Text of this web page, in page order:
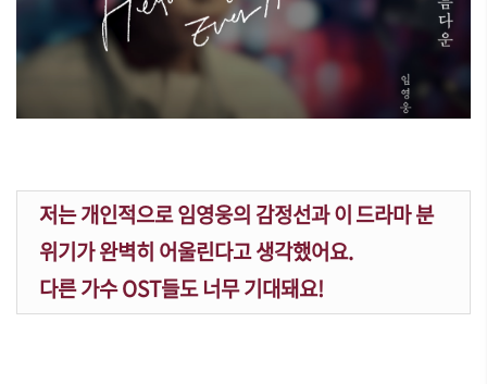
저는 개인적으로 임영웅의 감정선과 이 드라마 분
위기가 완벽히 어울린다고 생각했어요.
다른 가수 OST들도 너무 기대돼요!